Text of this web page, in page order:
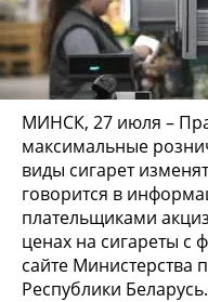
МИНСК, 27 июля –
максимальные
виды сигарет
говорится в
плательщиками
ценах на сигареты
сайте Министерства
Республики Беларусь.